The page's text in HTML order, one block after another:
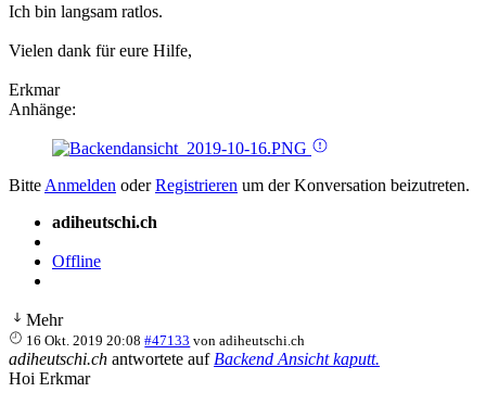
Ich bin langsam ratlos.
Vielen dank für eure Hilfe,
Erkmar
Anhänge:
Bitte Anmelden oderRegistrieren um der Konversation beizutreten.
adiheutschi.ch
Offline
Mehr
16 Okt. 2019 20:08 #47133 vonadiheutschi.ch
adiheutschi.ch antwortete auf Backend Ansicht kaputt.
Hoi Erkmar